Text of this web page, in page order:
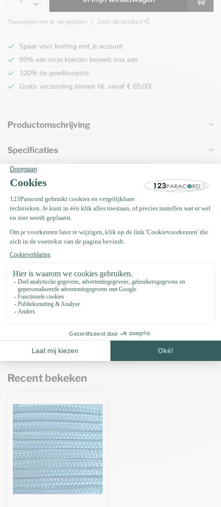
Toevoegen om te vergelijken Deel dit product
Spaar voor korting met je account
99% van onze klanten beveelt ons aan
100% de goedkoopste
Gratis verzending binnen NL vanaf € 65,00!
Productomschrijving
Specificaties
Vaak samen gekocht met
Kunststof buckle steeksluiting
15MM Zwart
EM Keramiek pijpjes anti teek 50
Op voorraad
Recent bekeken